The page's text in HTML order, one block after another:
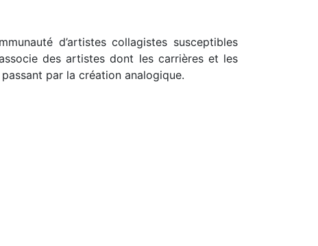
d’artistes collagistes susceptibles
des artistes dont les carrières et les
par la création analogique.